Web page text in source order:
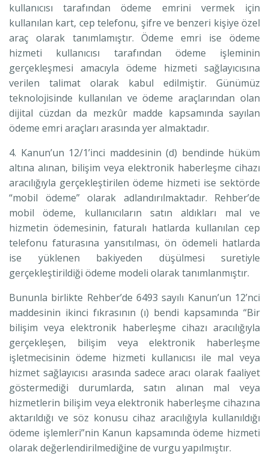
kullanıcısı tarafından ödeme emrini vermek için
kullanılan kart, cep telefonu, şifre ve benzeri kişiye özel
araç olarak tanımlamıştır. Ödeme emri ise ödeme
hizmeti kullanıcısı tarafından ödeme işleminin
gerçekleşmesi amacıyla ödeme hizmeti sağlayıcısına
verilen talimat olarak kabul edilmiştir. Günümüz
teknolojisinde kullanılan ve ödeme araçlarından olan
dijital cüzdan da mezkûr madde kapsamında sayılan
ödeme emri araçları arasında yer almaktadır.
4. Kanun’un 12/1’inci maddesinin (d) bendinde hüküm
altına alınan, bilişim veya elektronik haberleşme cihazı
aracılığıyla gerçekleştirilen ödeme hizmeti ise sektörde
“mobil ödeme” olarak adlandırılmaktadır. Rehber’de
mobil ödeme, kullanıcıların satın aldıkları mal ve
hizmetin ödemesinin, faturalı hatlarda kullanılan cep
telefonu faturasına yansıtılması, ön ödemeli hatlarda
ise yüklenen bakiyeden düşülmesi suretiyle
gerçekleştirildiği ödeme modeli olarak tanımlanmıştır.
Bununla birlikte Rehber’de 6493 sayılı Kanun’un 12’nci
maddesinin ikinci fıkrasının (ı) bendi kapsamında “Bir
bilişim veya elektronik haberleşme cihazı aracılığıyla
gerçekleşen, bilişim veya elektronik haberleşme
işletmecisinin ödeme hizmeti kullanıcısı ile mal veya
hizmet sağlayıcısı arasında sadece aracı olarak faaliyet
göstermediği durumlarda, satın alınan mal veya
hizmetlerin bilişim veya elektronik haberleşme cihazına
aktarıldığı ve söz konusu cihaz aracılığıyla kullanıldığı
ödeme işlemleri”nin Kanun kapsamında ödeme hizmeti
olarak değerlendirilmediğine de vurgu yapılmıştır.